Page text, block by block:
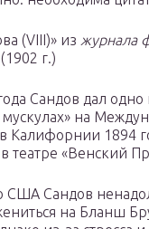
(VIII)» из журнала
г.)
Сандов дал одно
на
Калифорнии 1894
театре «Венский
США Сандов
на Бланш